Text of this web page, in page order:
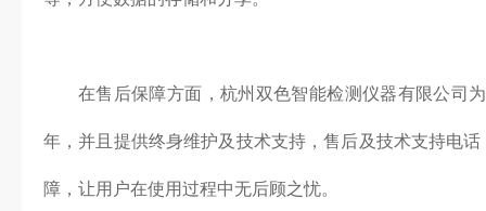
在售后保障方面，杭州双色智能检测仪器有限公司
年，并且提供终身维护及技术支持，售后及技术支持电
障，让用户在使用过程中无后顾之忧。